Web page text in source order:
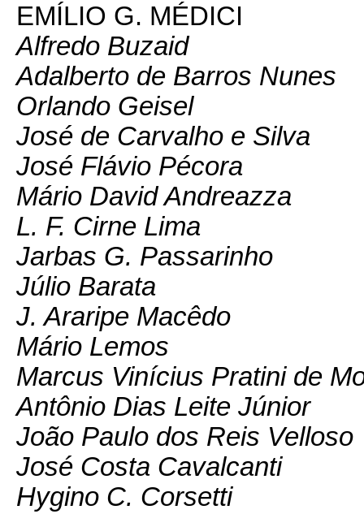
EMÍLIO G. MÉDICI
Alfredo Buzaid
Adalberto de Barros Nunes
Orlando Geisel
José de Carvalho e Silva
José Flávio Pécora
Mário David Andreazza
L. F. Cirne Lima
Jarbas G. Passarinho
Júlio Barata
J. Araripe Macêdo
Mário Lemos
Marcus Vinícius Pratini de
Antônio Dias Leite Júnior
João Paulo dos Reis Velloso
José Costa Cavalcanti
Hygino C. Corsetti